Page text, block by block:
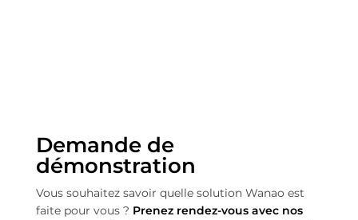
Demande de
démonstration
Vous souhaitez savoir quelle solution Wanao est
faite pour vous ? Prenez rendez-vous avec nos